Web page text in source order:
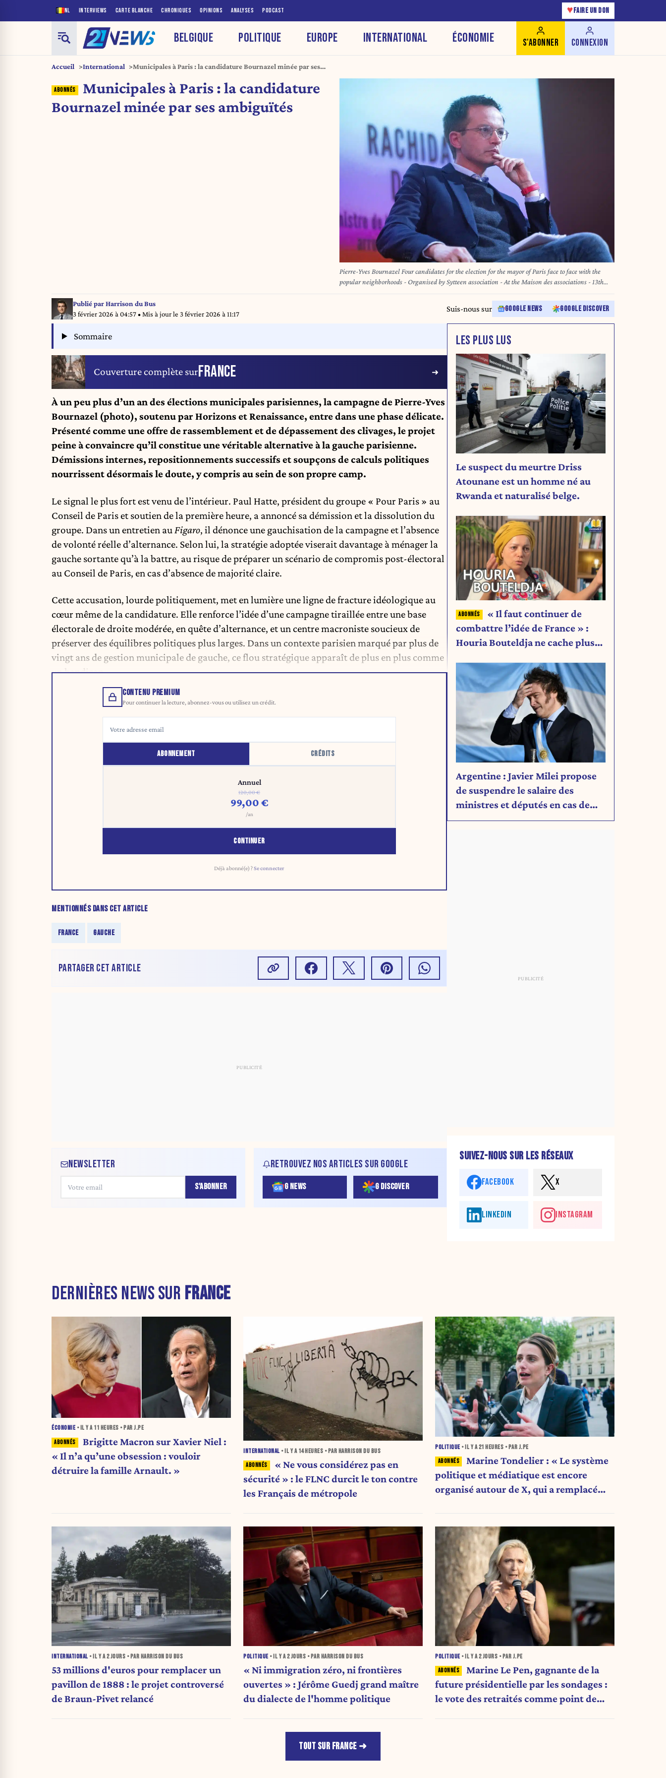
NL INTERVIEWS CARTE BLANCHE CHRONIQUES OPINIONS ANALYSES PODCAST ♥ FAIRE UN DON
BELGIQUE POLITIQUE EUROPE INTERNATIONAL ÉCONOMIE S'ABONNER CONNEXION
Accueil International
Municipales à Paris : la candidature Bournazel minée par ses
Municipales à Paris : la candidature
Bournazel minée par ses ambiguïtés
Pierre-Yves Bournazel Four candidates for the election for the mayor of Paris face to face with the
popular neighborhoods - Organised by Sytteen association - At the Maison des associations - 13th
arrondissement -With Pierre-Yves Bournazel, Emmanuel Gregoire, Maud Gatel, Sophia
Chikirou//DUGADFREDERIC_DEROUDA09258/Credit:Franck Derouda/SIPA/2602012004
Publié parHarrison du Bus
3 février 2026 à 04:57• Mis à jour le 3 février 2026 à 11:17
Suis-nous sur GOOGLE NEWS GOOGLE DISCOVER
Sommaire
Couverture complète surFRANCE
À un peu plus d’un an des élections municipales parisiennes, la campagne de Pierre-Yves
Bournazel (photo), soutenu par Horizons et Renaissance, entre dans une phase délicate.
Présenté comme une offre de rassemblement et de dépassement des clivages, le projet
peine à convaincre qu’il constitue une véritable alternative à la gauche parisienne.
Démissions internes, repositionnements successifs et soupçons de calculs politiques
nourrissent désormais le doute, y compris au sein de son propre camp.
Le signal le plus fort est venu de l’intérieur. Paul Hatte, président du groupe « Pour Paris » au
Conseil de Paris et soutien de la première heure, a annoncé sa démission et la dissolution du
groupe. Dans un entretien auFigaro, il dénonce une gauchisation de la campagne et l’absence
de volonté réelle d’alternance. Selon lui, la stratégie adoptée viserait davantage à ménager la
gauche sortante qu’à la battre, au risque de préparer un scénario de compromis post-électoral
au Conseil de Paris, en cas d’absence de majorité claire.
Cette accusation, lourde politiquement, met en lumière une ligne de fracture idéologique au
cœur même de la candidature. Elle renforce l’idée d’une campagne tiraillée entre une base
électorale de droite modérée, en quête d’alternance, et un centre macroniste soucieux de
préserver des équilibres politiques plus larges. Dans un contexte parisien marqué par plus de
vingt ans de gestion municipale de gauche, ce flou stratégique apparaît de plus en plus comme
un handicap.
CONTENU PREMIUM
Pour continuer la lecture, abonnez-vous ou utilisez un crédit.
ABONNEMENT CRÉDITS
Annuel
120,00 €
99,00 €
/an
CONTINUER
Déjà abonné(e) ?Se connecter
MENTIONNÉS DANS CET ARTICLE
FRANCE GAUCHE
PARTAGER CET ARTICLE
NEWSLETTER
S'ABONNER
RETROUVEZ NOS ARTICLES SUR GOOGLE
G NEWS G DISCOVER
LES PLUS LUS
Le suspect du meurtre Driss
Atounane est un homme né au
Rwanda et naturalisé belge.
« Il faut continuer de
combattre l’idée de France » :
Houria Bouteldja ne cache plus
Argentine : Javier Milei propose
de suspendre le salaire des
ministres et députés en cas de
déficit budgétaire
SUIVEZ-NOUS SUR LES RÉSEAUX
FACEBOOK X
LINKEDIN INSTAGRAM
DERNIÈRES NEWS SUR FRANCE
ÉCONOMIE • IL Y A 11 HEURES • PAR J.PE
Brigitte Macron sur Xavier Niel :
« Il n’a qu’une obsession : vouloir
détruire la famille Arnault. »
INTERNATIONAL • IL Y A 14 HEURES • PAR HARRISON DU BUS
« Ne vous considérez pas en
sécurité » : le FLNC durcit le ton contre
les Français de métropole
POLITIQUE • IL Y A21 HEURES • PAR J.PE
Marine Tondelier : « Le système
politique et médiatique est encore
organisé autour de X, qui a remplacé
INTERNATIONAL • IL Y A2 JOURS • PAR HARRISON DU BUS
53 millions d'euros pour remplacer un
pavillon de 1888 : le projet controversé
de Braun-Pivet relancé
POLITIQUE • IL Y A2 JOURS • PAR HARRISON DU BUS
« Ni immigration zéro, ni frontières
ouvertes » : Jérôme Guedj grand maître
du dialecte de l'homme politique
POLITIQUE • IL Y A2 JOURS • PAR J.PE
Marine Le Pen, gagnante de la
future présidentielle par les sondages :
le vote des retraités comme point de
TOUT SUR FRANCE